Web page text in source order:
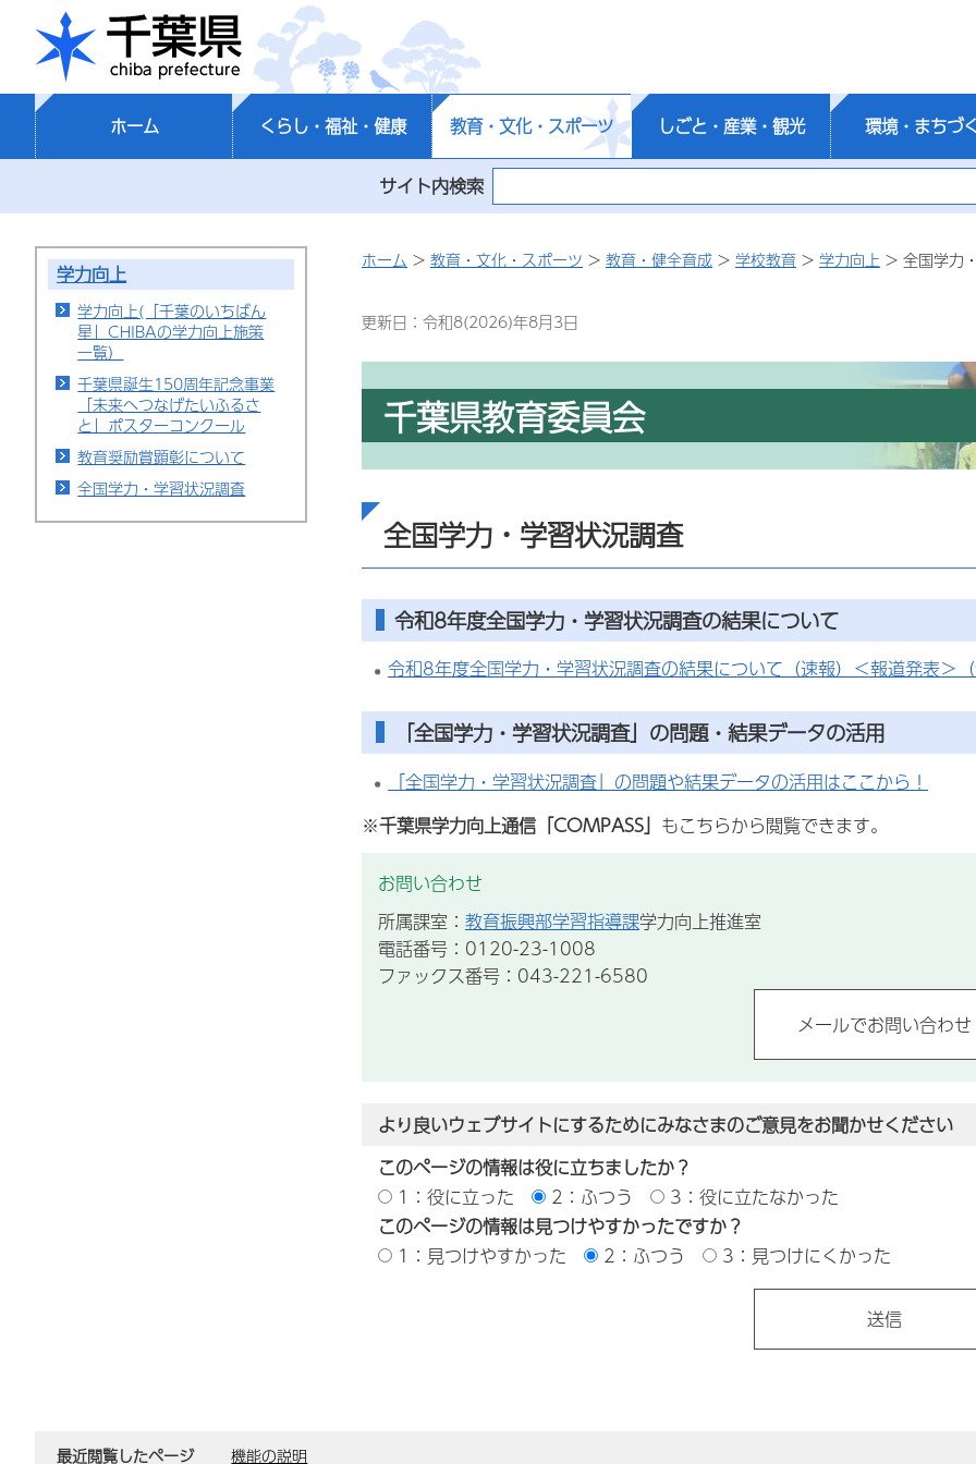
千葉県
ホーム くらし・福祉・健康 教育・文化・スポーツ しごと・産業・観光 環境・まちづ
サイト内検索
学力向上
学力向上(「千葉のいちばん
星」CHIBAの学力向上施策
一覧）
千葉県誕生150周年記念事業
「未来へつなげたいふるさ
と」ポスターコンクール
教育奨励賞顕彰について
全国学力・学習状況調査
ホーム > 教育・文化・スポーツ > 教育・健全育成 > 学校教育 > 学力向上 > 全国学力
更新日：令和8(2026)年8月3日
千葉県教育委員会
全国学力・学習状況調査
令和8年度全国学力・学習状況調査の結果について
令和8年度全国学力・学習状況調査の結果について（速報）＜報道発表＞
「全国学力・学習状況調査」の問題・結果データの活用
「全国学力・学習状況調査」の問題や結果データの活用はここから！
※千葉県学力向上通信「COMPASS」 もこちらから閲覧できます。
お問い合わせ
所属課室： 教育振興部学習指導課学力向上推進室
電話番号：0120-23-1008
ファックス番号：043-221-6580
より良いウェブサイトにするためにみなさまのご意見をお聞かせください
このページの情報は役に立ちましたか？
1：役に立った
2：ふつう
3：役に立たなかった
このページの情報は見つけやすかったですか？
1：見つけやすかった
2：ふつう 3：見つけにくかった
最近閲覧したページ 機能の説明